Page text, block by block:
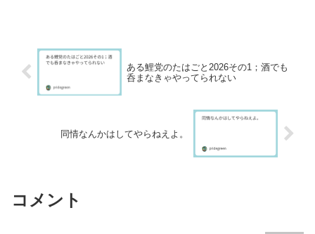
ある鯉党のたはごと2026その1；酒でも
呑まなきゃやってられない
同情なんかはしてやらねえよ。
コメント